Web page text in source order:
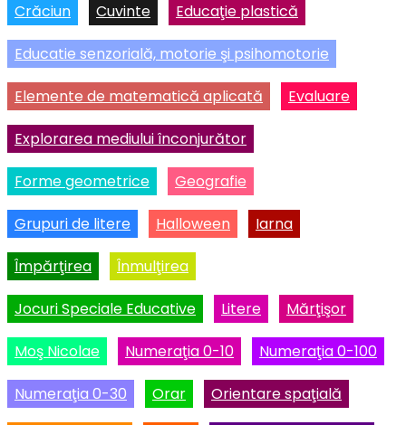
Crăciun Cuvinte Educaţie plastică
Educatie senzorială, motorie şi psihomotorie
Elemente de matematică aplicată Evaluare
Explorarea mediului înconjurător
Forme geometrice Geografie
Grupuri de litere Halloween Iarna
Împărţirea Înmulţirea
Jocuri Speciale Educative Litere Mărţişor
Moş Nicolae Numeraţia 0-10 Numeraţia 0-100
Numeraţia 0-30 Orar Orientare spaţială